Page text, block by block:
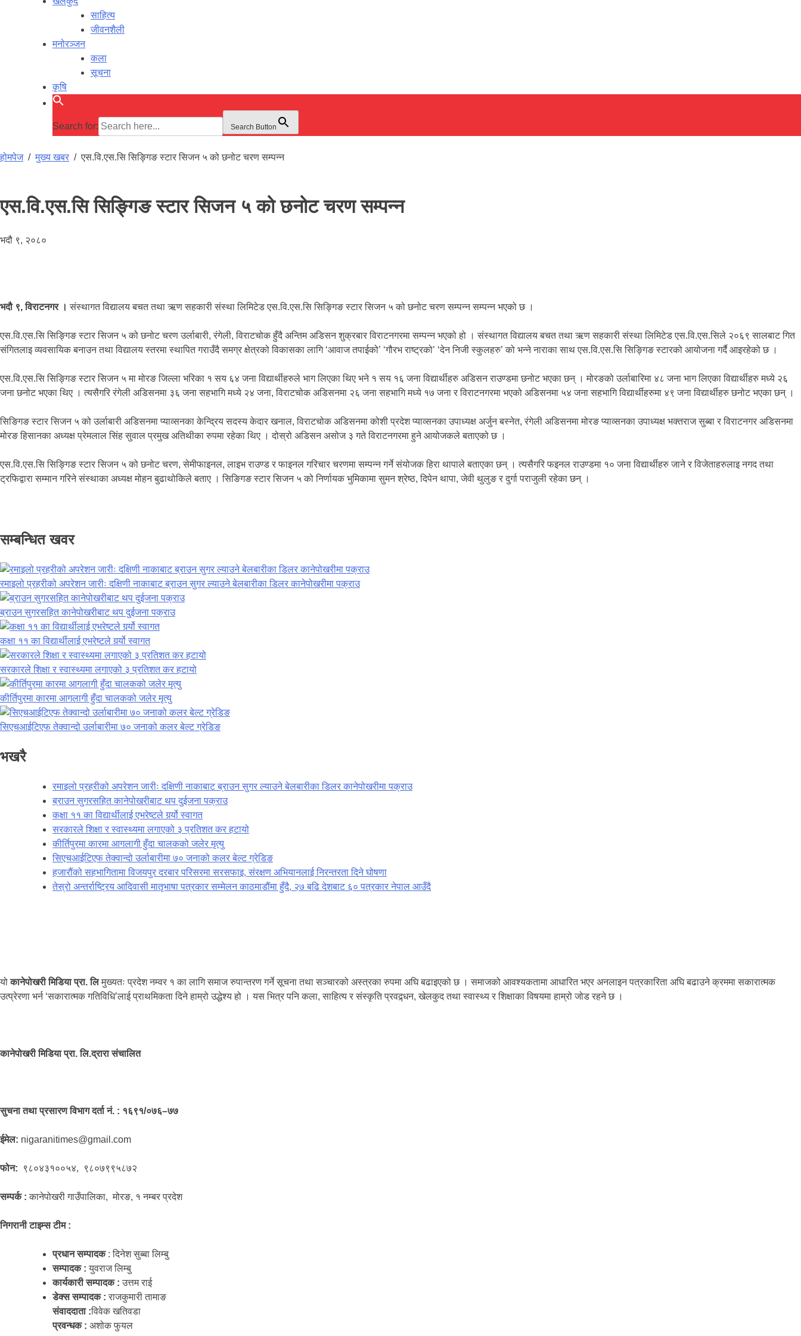
साहित्य
जीवनशैली
मनोरञ्जन
कला
सूचना
कृषि
Search for: Search Button
होमपेज/मुख्य खबर /एस.वि.एस.सि सिङ्गिङ स्टार सिजन ५ को छनोट चरण सम्पन्न
एस.वि.एस.सि सिङ्गिङ स्टार सिजन ५ को छनोट चरण सम्पन्न
भदौ ९, २०८०
भदौ ९, विराटनगर । संस्थागत विद्यालय बचत तथा ऋण सहकारी संस्था लिमिटेड एस.वि.एस.सि सिङ्गिङ स्टार सिजन ५ को छनोट चरण सम्पन्न सम्पन्न भएको छ ।
एस.वि.एस.सि सिङ्गिङ स्टार सिजन ५ को छनोट चरण उर्लाबारी, रंगेली, विराटचोक हुँदै अन्तिम अडिसन शुक्रबार विराटनगरमा सम्पन्न भएको हो । संस्थागत विद्यालय बचत तथा ऋण सहकारी संस्था लिमिटेड एस.वि.एस.सिले २०६९ सालबाट गित
संगितलाइ व्यवसायिक बनाउन तथा विद्यालय स्तरमा स्थापित गराउँदै समग्र क्षेत्रको विकासका लागि ‘आवाज तपाईको’ ‘गौरभ राष्ट्रको’ ‘देन निजी स्कुलहरु’ को भन्ने नाराका साथ एस.वि.एस.सि सिङ्गिङ स्टारको आयोजना गर्दै आइरहेको छ ।
एस.वि.एस.सि सिङ्गिङ स्टार सिजन ५ मा मोरङ जिल्ला भरिका १ सय ६४ जना विद्यार्थीहरुले भाग लिएका थिए भने १ सय १६ जना विद्यार्थीहरु अडिसन राउण्डमा छनोट भएका छन् । मोरङको उर्लाबारिमा ४८ जना भाग लिएका विद्यार्थीहरु मध्ये २६
जना छनोट भएका थिए । त्यसैगरि रंगेली अडिसनमा ३६ जना सहभागि मध्ये २४ जना, विराटचोक अडिसनमा २६ जना सहभागि मध्ये १७ जना र विराटनगरमा भएको अडिसनमा ५४ जना सहभागि विद्यार्थीहरुमा ४९ जना विद्यार्थीहरु छनोट भएका छन् ।
सिङिगङ स्टार सिजन ५ को उर्लाबारी अडिसनमा प्याव्सनका केन्द्रिय सदस्य केदार खनाल, विराटचोक अडिसनमा कोशी प्रदेश प्याव्सनका उपाध्यक्ष अर्जुन बस्नेत, रंगेली अडिसनमा मोरङ प्याव्सनका उपाध्यक्ष भक्तराज सुब्बा र विराटनगर अडिसनमा
मोरङ हिसानका अध्यक्ष प्रेमलाल सिंह सुवाल प्रमुख अतिथीका रुपमा रहेका थिए । दोस्रो अडिसन असोज ३ गते विराटनगरमा हुने आयोजकले बताएको छ ।
एस.वि.एस.सि सिङ्गिङ स्टार सिजन ५ को छनोट चरण, सेमीफाइनल, लाइभ राउण्ड र फाइनल गरिचार चरणमा सम्पन्न गर्ने संयोजक हिरा थापाले बताएका छन् । त्यसैगरि फइनल राउण्डमा १० जना विद्यार्थीहरु जाने र विजेताहरुलाइ नगद तथा
ट्रफिद्वारा सम्मान गरिने संस्थाका अध्यक्ष मोहन बुढाथोकिले बताए । सिङिगङ स्टार सिजन ५ को निर्णायक भुमिकामा सुमन श्रेष्ठ, दिपेन थापा, जेवी थुलुङ र दुर्गा पराजुली रहेका छन् ।
सम्बन्धित खवर
रमाइलो प्रहरीको अपरेशन जारीः दक्षिणी नाकाबाट ब्राउन सुगर ल्याउने बेलबारीका डिलर कानेपोखरीमा पक्राउ
ब्राउन सुगरसहित कानेपोखरीबाट थप दुईजना पक्राउ
कक्षा ११ का विद्यार्थीलाई एभरेष्टले गर्र्यो स्वागत
सरकारले शिक्षा र स्वास्थ्यमा लगाएको ३ प्रतिशत कर हटायो
कीर्तिपुरमा कारमा आगलागी हुँदा चालकको जलेर मृत्यु
सिएचआईटिएफ तेक्वान्दो उर्लाबारीमा ७० जनाको कलर बेल्ट ग्रेडिङ
भखरै
रमाइलो प्रहरीको अपरेशन जारीः दक्षिणी नाकाबाट ब्राउन सुगर ल्याउने बेलबारीका डिलर कानेपोखरीमा पक्राउ
ब्राउन सुगरसहित कानेपोखरीबाट थप दुईजना पक्राउ
कक्षा ११ का विद्यार्थीलाई एभरेष्टले गर्र्यो स्वागत
सरकारले शिक्षा र स्वास्थ्यमा लगाएको ३ प्रतिशत कर हटायो
कीर्तिपुरमा कारमा आगलागी हुँदा चालकको जलेर मृत्यु
सिएचआईटिएफ तेक्वान्दो उर्लाबारीमा ७० जनाको कलर बेल्ट ग्रेडिङ
हजारौंको सहभागितामा विजयपुर दरबार परिसरमा सरसफाइ, संरक्षण अभियानलाई निरन्तरता दिने घोषणा
तेस्रो अन्तर्राष्ट्रिय आदिवासी मातृभाषा पत्रकार सम्मेलन काठमाडौंमा हुँदै, २७ बढि देशबाट ६० पत्रकार नेपाल आउँदै
योकानेपोखरी मिडिया प्रा. लिमुख्यतः प्रदेश नम्वर १ का लागि समाज रुपान्तरण गर्ने सूचना तथा सञ्चारको अस्त्रका रुपमा अघि बढाइएको छ । समाजको आवश्यकतामा आधारित भएर अनलाइन पत्रकारिता अघि बढाउने क्रममा सकारात्मक
उत्प्रेरणा भर्न ‘सकारात्मक गतिविधि’लाई प्राथमिकता दिने हाम्रो उद्धेश्य हो । यस भित्र पनि कला, साहित्य र संस्कृति प्रवद्र्धन, खेलकुद तथा स्वास्थ्य र शिक्षाका विषयमा हाम्रो जोड रहने छ ।
कानेपोखरी मिडिया प्रा. लि.द्रारा संचालित
सुचना तथा प्रसारण विभाग दर्ता नं. : १६९१/०७६–७७
ईमेल: nigaranitimes@gmail.com
फोन: ९८०४३१००५४, ९८०७९९५८७२
सम्पर्क :कानेपोखरी गाउँपालिका, मोरङ, १ नम्बर प्रदेश
निगरानी टाइम्स टीम :
प्रधान सम्पादक : दिनेश सुब्बा लिम्बु
सम्पादक :युवराज लिम्बु
कार्यकारी सम्पादक : उत्तम राई
डेक्स सम्पादक :राजकुमारी तामाङ
संवाददाता :विवेक खतिवडा
प्रवन्धक : अशोक फुयल